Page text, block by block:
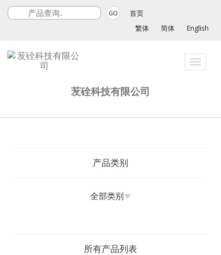
GO
首页
繁体
简体 English
Toggle
苃硂科技有限公司
产品类别
全部类别
所有产品列表